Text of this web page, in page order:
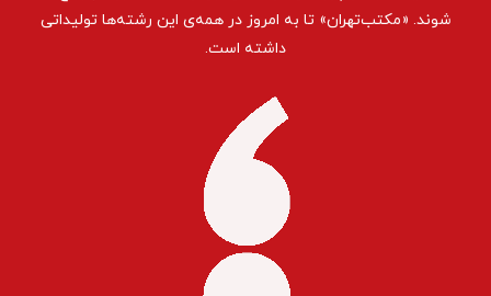
شوند. «مکتب‌تهران» تا به امروز در همه‌ی این رشته‌ها تولیداتی
داشته است.